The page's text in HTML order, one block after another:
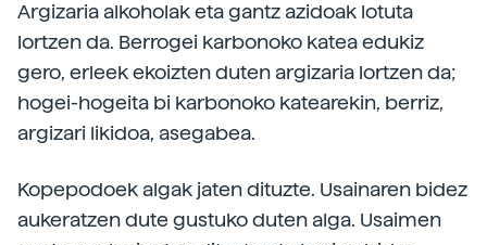
Argizaria alkoholak eta gantz azidoak lotuta
lortzen da. Berrogei karbonoko katea edukiz
gero, erleek ekoizten duten argizaria lortzen da;
hogei-hogeita bi karbonoko katearekin, berriz,
argizari likidoa, asegabea.
Kopepodoek algak jaten dituzte. Usainaren bidez
aukeratzen dute gustuko duten alga. Usaimen